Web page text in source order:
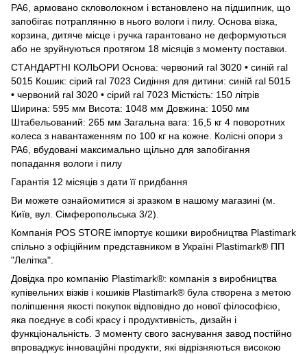
PA6, армовано скловолокном і встановлено на підшипник, що
запобігає потраплянню в нього вологи і пилу. Основа візка,
корзина, дитяче місце і ручка гарантовано не деформуються
або не зруйнуються протягом 18 місяців з моменту поставки.
СТАНДАРТНІ КОЛЬОРИ Основа: червоний ral 3020 • синій ral
5015 Кошик: сірий ral 7023 Сидіння для дитини: синій ral 5015
• червоний ral 3020 • сірий ral 7023 Місткість: 150 літрів
Ширина: 595 мм Висота: 1048 мм Довжина: 1050 мм
Штабельований: 265 мм Загальна вага: 16,5 кг 4 поворотних
колеса з навантаженням по 100 кг на кожне. Колісні опори з
PA6, вбудовані максимально щільно для запобігання
попадання вологи і пилу
Гарантія 12 місяців з дати її придбання
Ви можете ознайомитися зі зразком в нашому магазині (м.
Київ, вул. Сімферопольська 3/2).
Компанія POS STORE імпортує кошики виробництва Plastimark
спільно з офіційним представником в Україні Plastimark® ПП
"Лелітка".
Довідка про компанію Plastimark®: компанія з виробництва
купівельних візків і кошиків Plastimark® була створена з метою
поліпшення якості покупок відповідно до нової філософією,
яка поєднує в собі красу і продуктивність, дизайн і
функціональність. З моменту свого заснування завод постійно
впроваджує інноваційні продукти, які відрізняються високою